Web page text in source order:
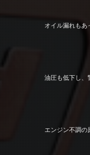
オイル漏れもあ
油圧も低下し、
エンジン不調の